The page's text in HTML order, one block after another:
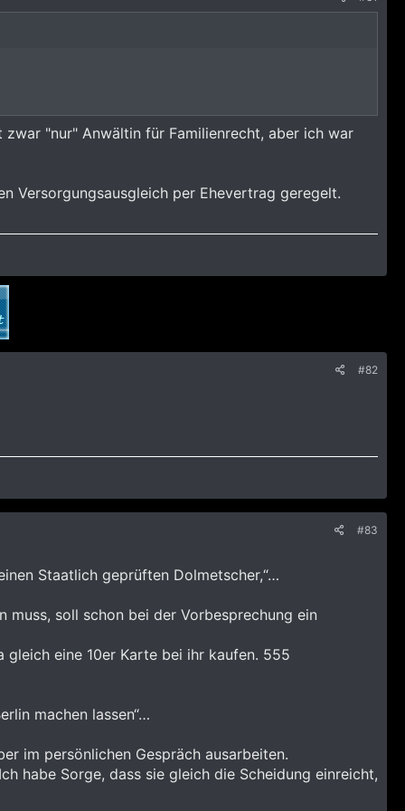
"nur" Anwältin für Familienrecht, aber ich war
Versorgungsausgleich per Ehevertrag geregelt.
#82
#83
Staatlich geprüften Dolmetscher,“…
soll schon bei der Vorbesprechung ein
gleich eine 10er Karte bei ihr kaufen. 555
machen lassen“…
im persönlichen Gespräch ausarbeiten.
habe Sorge, dass sie gleich die Scheidung einreicht,